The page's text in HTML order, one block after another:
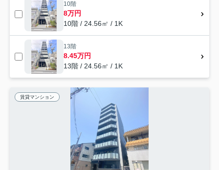
10階
8万円
10階 / 24.56㎡ / 1K
13階
8.45万円
13階 / 24.56㎡ / 1K
賃貸マンション